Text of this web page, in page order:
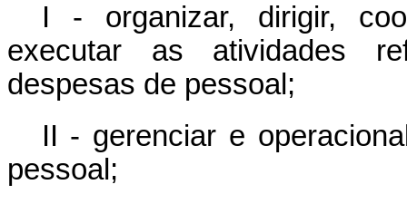
I - organizar, dirigir,
executar as atividades
despesas de pessoal;
II - gerenciar e
pessoal;